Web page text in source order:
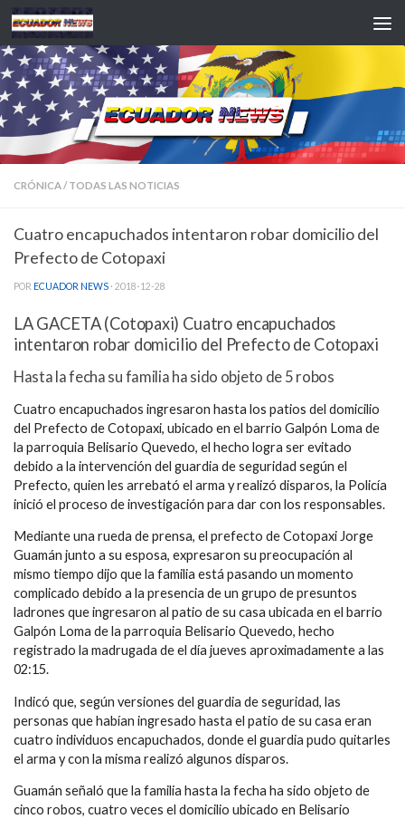
Saltar al contenido
CRÓNICA/ TODAS LAS NOTICIAS
Cuatro encapuchados intentaron robar domicilio del
Prefecto de Cotopaxi
POR ECUADOR NEWS · 2018-12-28
LA GACETA (Cotopaxi) Cuatro encapuchados
intentaron robar domicilio del Prefecto de Cotopaxi
Hasta la fecha su familia ha sido objeto de 5 robos
Cuatro encapuchados ingresaron hasta los patios del domicilio
del Prefecto de Cotopaxi, ubicado en el barrio Galpón Loma de
la parroquia Belisario Quevedo, el hecho logra ser evitado
debido a la intervención del guardia de seguridad según el
Prefecto, quien les arrebató el arma y realizó disparos, la Policía
inició el proceso de investigación para dar con los responsables.
Mediante una rueda de prensa, el prefecto de Cotopaxi Jorge
Guamán junto a su esposa, expresaron su preocupación al
mismo tiempo dijo que la familia está pasando un momento
complicado debido a la presencia de un grupo de presuntos
ladrones que ingresaron al patio de su casa ubicada en el barrio
Galpón Loma de la parroquia Belisario Quevedo, hecho
registrado la madrugada de el día jueves aproximadamente a las
02:15.
Indicó que, según versiones del guardia de seguridad, las
personas que habían ingresado hasta el patio de su casa eran
cuatro individuos encapuchados, donde el guardia pudo quitarles
el arma y con la misma realizó algunos disparos.
Guamán señaló que la familia hasta la fecha ha sido objeto de
cinco robos, cuatro veces el domicilio ubicado en Belisario